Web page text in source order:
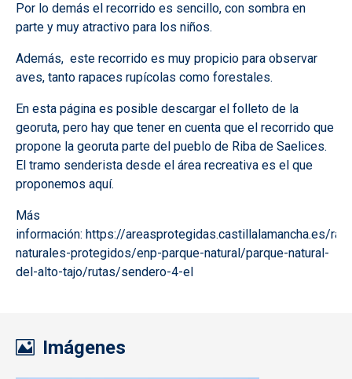
Por lo demás el recorrido es sencillo, con sombra en
parte y muy atractivo para los niños.
Además, este recorrido es muy propicio para observar
aves, tanto rapaces rupícolas como forestales.
En esta página es posible descargar el folleto de la
georuta, pero hay que tener en cuenta que el recorrido que
propone la georuta parte del pueblo de Riba de Saelices.
El tramo senderista desde el área recreativa es el que
proponemos aquí.
Más
información: https://areasprotegidas.castillalamancha.es/
naturales-protegidos/enp-parque-natural/parque-natural-
del-alto-tajo/rutas/sendero-4-el
Imágenes